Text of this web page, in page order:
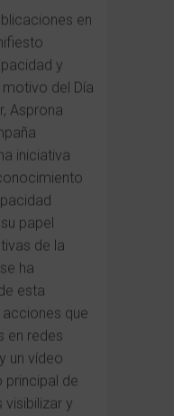
en
y
del Día
Asprona
iniciativa
papel
de la
ha
esta
que
en redes
un vídeo
principal de
visibilizar y